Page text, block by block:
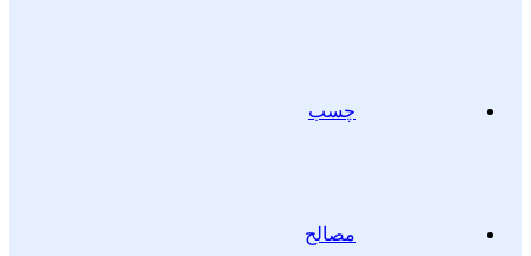
چسب
مصالح